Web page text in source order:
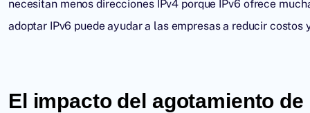
necesitan menos direcciones IPv4 porque IPv6 ofrece
adoptar IPv6 puede ayudar a las empresas a reducir
El impacto del agotamiento de